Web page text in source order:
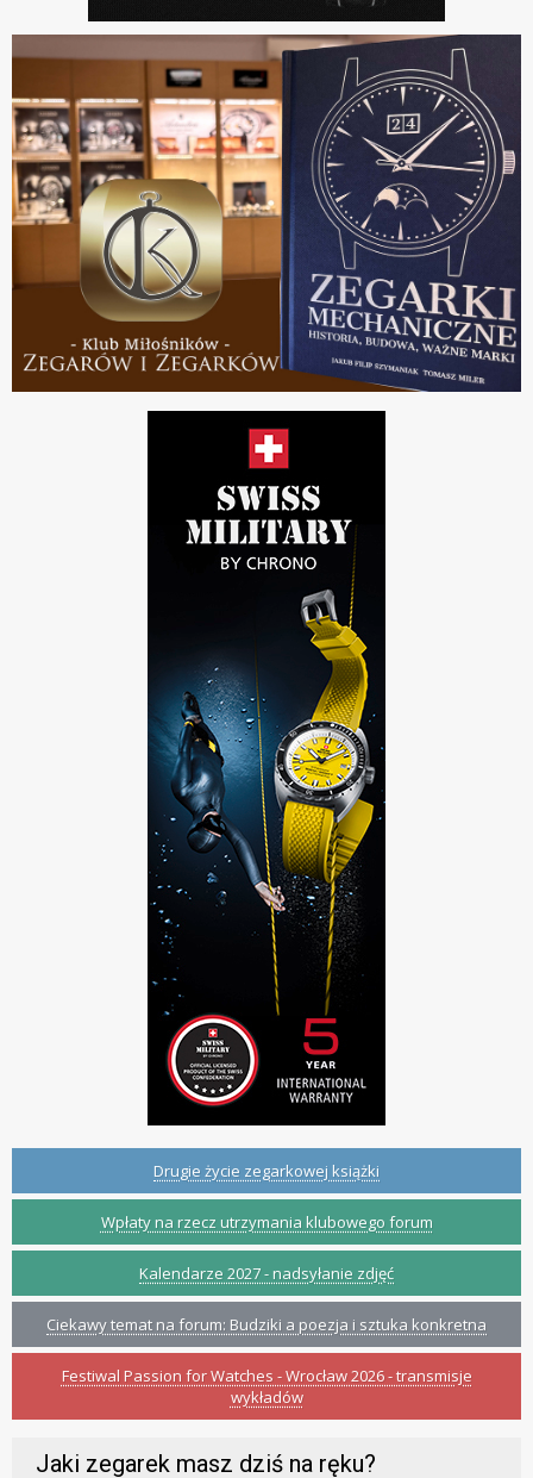
Drugie życie zegarkowej książki
Wpłaty na rzecz utrzymania klubowego forum
Kalendarze 2027 - nadsyłanie zdjęć
Ciekawy temat na forum: Budziki a poezja i sztuka konkretna
Festiwal Passion for Watches - Wrocław 2026 - transmisje
wykładów
Jaki zegarek masz dziś na ręku?